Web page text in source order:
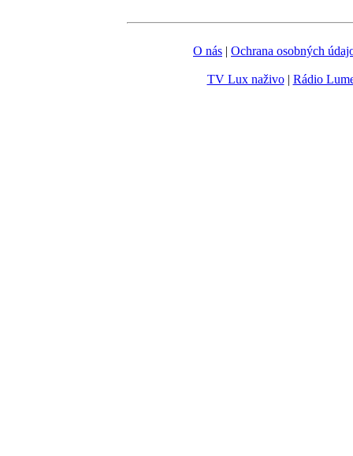
O nás | Ochrana osobných
TV Lux naživo| Rádio